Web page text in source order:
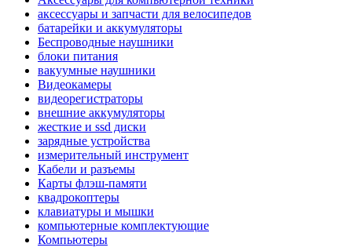
аксессуары и запчасти для велосипедов
батарейки и аккумуляторы
Беспроводные наушники
блоки питания
вакуумные наушники
Видеокамеры
видеорегистраторы
внешние аккумуляторы
жесткие и ssd диски
зарядные устройства
измерительный инструмент
Кабели и разъемы
Карты флэш-памяти
квадрокоптеры
клавиатуры и мышки
компьютерные комплектующие
Компьютеры